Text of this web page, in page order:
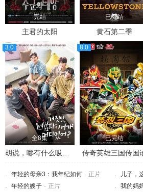
完结
主君的太阳
已完结
黄石第二季
3.0
全8集
8.0
已完结
传奇英雄三国传国
年轻的母亲3：我年纪如何 - 正片 儿子，
年轻的嫂子 - 正片 我的妈